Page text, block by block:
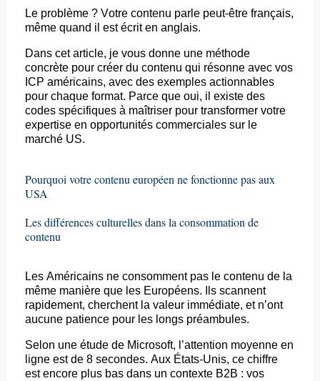
Le problème ? Votre contenu parle peut-être français,
même quand il est écrit en anglais.
Dans cet article, je vous donne une méthode
concrète pour créer du contenu qui résonne avec vos
ICP américains, avec des exemples actionnables
pour chaque format. Parce que oui, il existe des
codes spécifiques à maîtriser pour transformer votre
expertise en opportunités commerciales sur le
marché US.
Pourquoi votre contenu européen ne fonctionne pas aux
USA
Les différences culturelles dans la consommation de
contenu
Les Américains ne consomment pas le contenu de la
même manière que les Européens. Ils scannent
rapidement, cherchent la valeur immédiate, et n’ont
aucune patience pour les longs préambules.
Selon une étude de Microsoft, l’attention moyenne en
ligne est de 8 secondes. Aux États-Unis, ce chiffre
est encore plus bas dans un contexte B2B : vos